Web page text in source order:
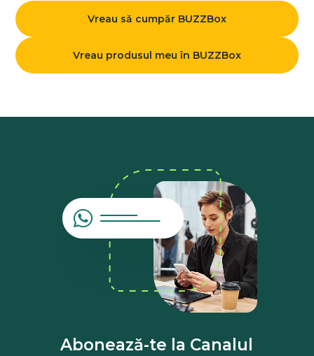
Vreau să cumpăr BUZZBox
Vreau produsul meu în BUZZBox
Abonează-te la Canalul